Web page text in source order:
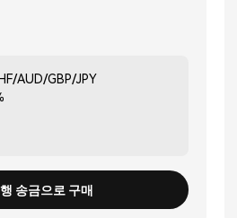
AUD/GBP/JPY
송금으로 구매